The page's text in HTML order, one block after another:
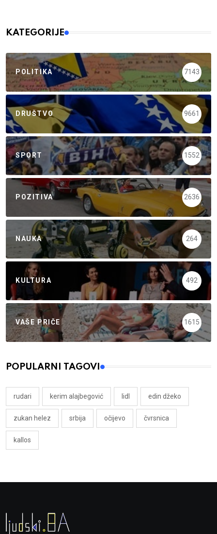
KATEGORIJE
POLITIKA 7143
DRUŠTVO 9661
SPORT 1552
POZITIVA 2636
NAUKA 264
KULTURA 492
VAŠE PRIČE 1615
POPULARNI TAGOVI
rudari kerim alajbegović lidl edin džeko
zukan helez srbija očijevo čvrsnica
kallos